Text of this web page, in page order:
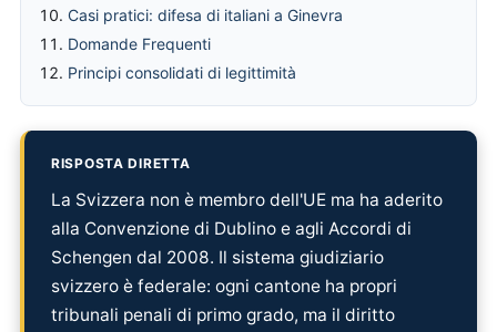
Casi pratici: difesa di italiani a Ginevra
Domande Frequenti
Principi consolidati di legittimità
RISPOSTA DIRETTA
La Svizzera non è membro dell'UE ma ha aderito
alla Convenzione di Dublino e agli Accordi di
Schengen dal 2008. Il sistema giudiziario
svizzero è federale: ogni cantone ha propri
tribunali penali di primo grado, ma il diritto